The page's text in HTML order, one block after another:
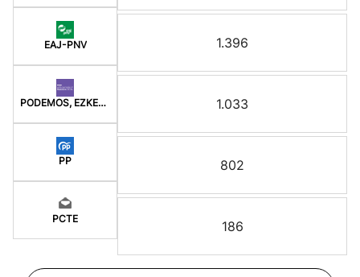
EAJ-PNV
PODEMOS, EZKER ANITZ
PP
PCTE
1.396
1.033
802
186